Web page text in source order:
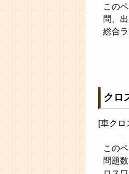
この
問、
総合
クロ
[車クロ
この
問題